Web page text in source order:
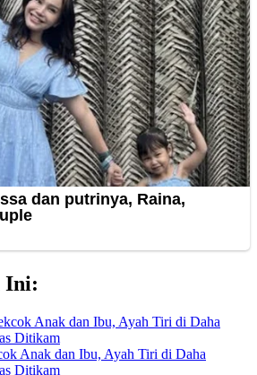
Ini:
Anak dan Ibu, Ayah Tiri di Daha
Ditikam